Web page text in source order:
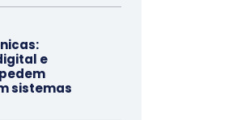
e
sistemas